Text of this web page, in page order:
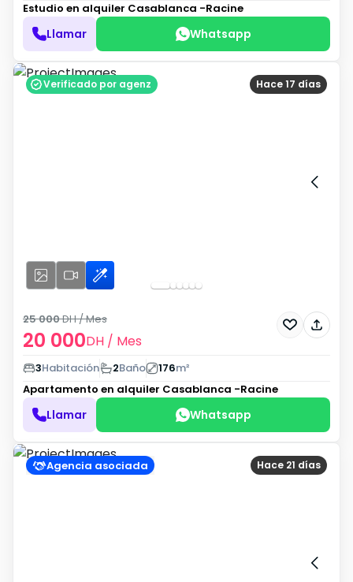
Estudio en alquiler Casablanca -Racine
Llamar Whatsapp
Hace 17 días
Verificado por agenz
20 000DH / Mes
25 000DH/ Mes
3Habitación 2Baño 176m²
Apartamento en alquiler Casablanca -Racine
Llamar Whatsapp
Hace 21 días
Agencia asociada